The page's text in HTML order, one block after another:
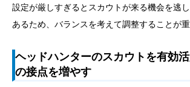
設定が厳しすぎるとスカウトが来る機会を逃
あるため、バランスを考えて調整することが重
ヘッドハンターのスカウトを有効
の接点を増やす